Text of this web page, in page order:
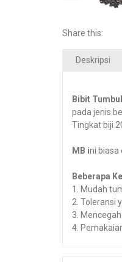
Share this:
Deskripsi
Bibit
pada jenis
Tingkat biji
MB ini biasa
Beberapa
1. Mudah
2. Toleransi
3.
4.